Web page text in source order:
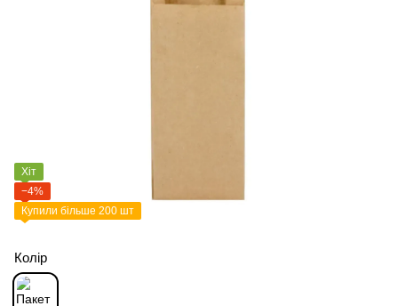
Хіт
−4%
Купили більше 200 шт
Колір